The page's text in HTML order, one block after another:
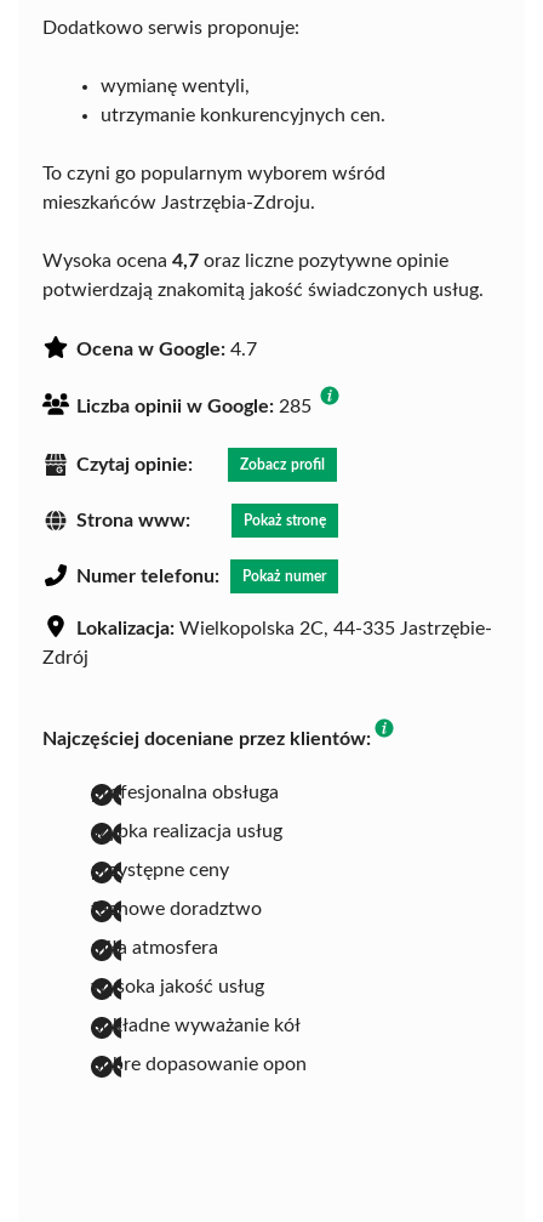
Dodatkowo serwis proponuje:
wymianę wentyli,
utrzymanie konkurencyjnych cen.
To czyni go popularnym wyborem wśród
mieszkańców Jastrzębia-Zdroju.
Wysoka ocena 4,7 oraz liczne pozytywne opinie
potwierdzają znakomitą jakość świadczonych usług.
Ocena w Google: 4.7
Liczba opinii w Google: 285
Czytaj opinie: Zobacz profil
Strona www: Pokaż stronę
Numer telefonu: Pokaż numer
Lokalizacja: Wielkopolska 2C, 44-335 Jastrzębie-
Zdrój
Najczęściej doceniane przez klientów:
profesjonalna obsługa
szybka realizacja usług
przystępne ceny
fachowe doradztwo
miła atmosfera
wysoka jakość usług
dokładne wyważanie kół
dobre dopasowanie opon